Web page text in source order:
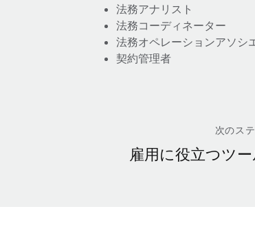
法務アナリスト
法務コーディネーター
法務オペレーションアソシ
契約管理者
次のス
雇用に役立つツ